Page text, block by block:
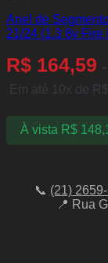
Anel de
21/24 (1.3 8v Fire
R$ 164,59 -
Em até 10x de R$
À vista R$
📞 (21)
📍 Rua